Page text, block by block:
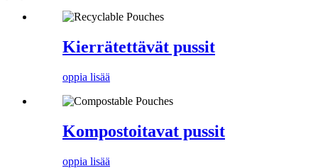
Kierrätettävät pussit
oppia lisää
Kompostoitavat pussit
oppia lisää